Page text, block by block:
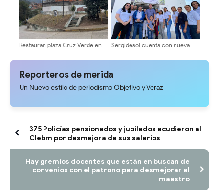
Restauran plaza Cruz Verde en
Sergidesol cuenta con nueva
Reporteros de merida
Un Nuevo estilo de periodismo Objetivo y Veraz
375 Policías pensionados y jubilados acudieron al
Clebm por desmejora de sus salarios
Hay gremios docentes que están en buscan de
convenios con el patrono para desmejorar al
maestro